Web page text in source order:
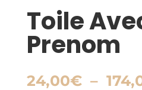
Toile
Prenom
24,00€ –